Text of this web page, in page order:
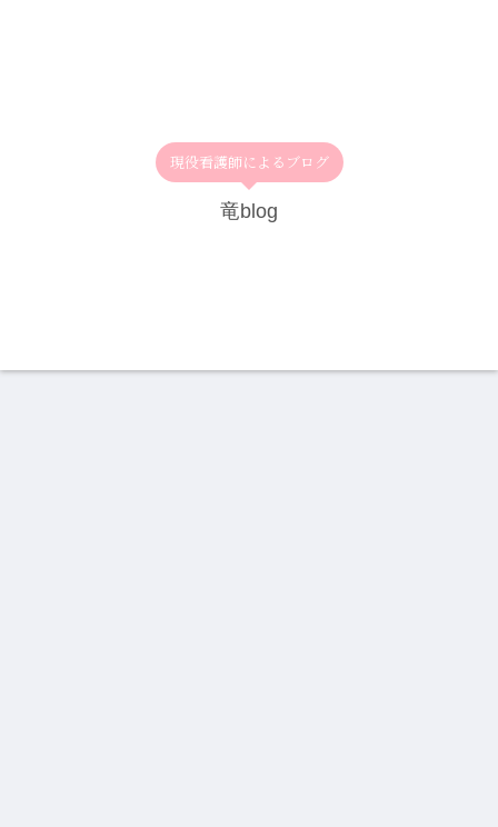
現役看護師によるブログ
竜blog